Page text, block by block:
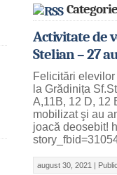
Activitate de
Stelian – 27
Felicitări
la Grădinița
A,11B, 12 D, 12
mobilizat şi au
joacă deosebit!
august 30, 2021 |